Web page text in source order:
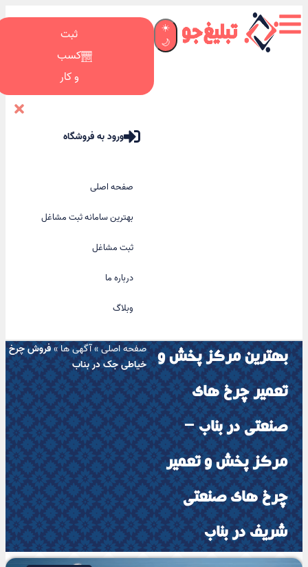
☀️
🌙
ثبت
کسب
و کار
ورود به فروشگاه
صفحه اصلی
بهترین سامانه ثبت مشاغل
ثبت مشاغل
درباره ما
وبلاگ
بهترین مرکز پخش و
تعمیر چرخ های
صنعتی در بناب –
مرکز پخش و تعمیر
چرخ های صنعتی
شریف در بناب
صفحه اصلی»آگهی ها»فروش چرخ
خیاطی جک در بناب